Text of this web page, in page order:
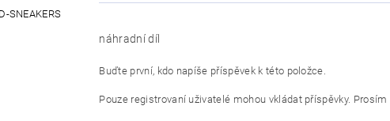
SNEAKERS
náhradní díl
Buďte první, kdo napíše příspěvek k této položce.
Pouze registrovaní uživatelé mohou vkládat příspěvky. Prosím